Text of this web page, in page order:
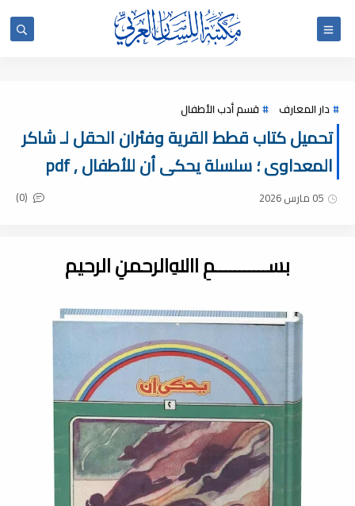
دار المعارف قسم أدب الأطفال
تحميل كتاب قطط القرية وفئران الحقل لـ شاكر
المعداوى ؛ سلسلة يحكى أن للأطفال , pdf
05 مارس 2026 (0)
بســـــــــــمِ اﷲِالرحمنِ الرحيم